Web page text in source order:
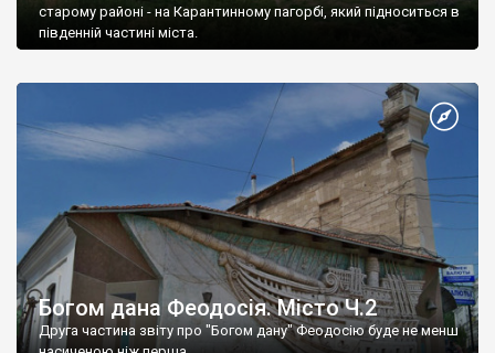
старому районі - на Карантинному пагорбі, який підноситься в
південній частині міста.
Богом дана Феодосія. Місто Ч.2
Друга частина звіту про "Богом дану" Феодосію буде не менш